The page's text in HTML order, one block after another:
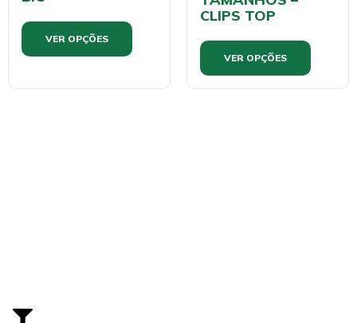
VER OPÇÕES
CLIPS TOP
VER OPÇÕES